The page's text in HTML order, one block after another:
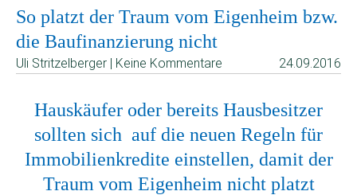
So platzt der Traum vom Eigenheim bzw.
die Baufinanzierung nicht
Uli Stritzelberger | Keine Kommentare 24.09.2016
Hauskäufer oder bereits Hausbesitzer
sollten sich auf die neuen Regeln für
Immobilienkredite einstellen, damit der
Traum vom Eigenheim nicht platzt